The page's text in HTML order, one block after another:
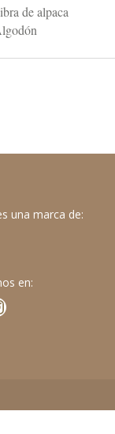
de alpaca
una marca de:
en: